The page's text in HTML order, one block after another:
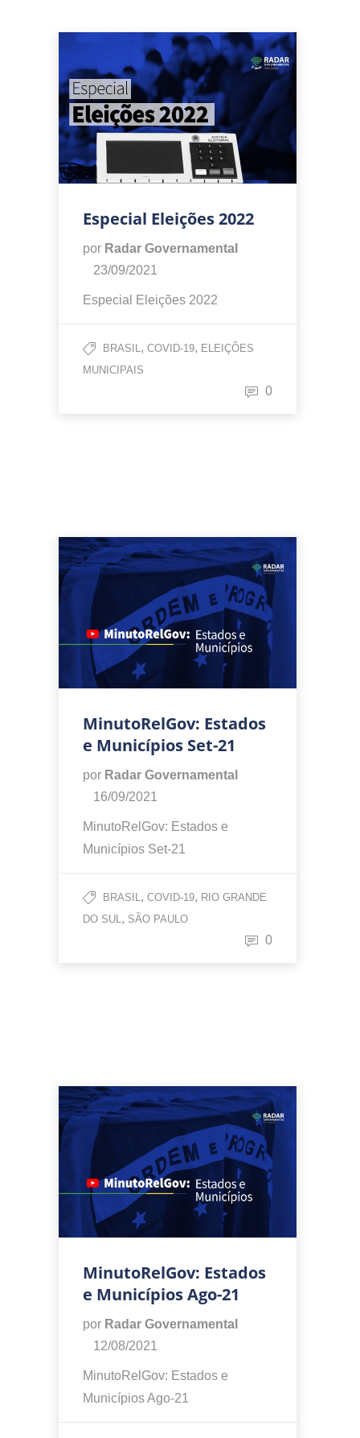
Especial Eleições 2022
por Radar Governamental
23/09/2021
Especial Eleições 2022
BRASIL, COVID-19, ELEIÇÕES
MUNICIPAIS
0
MinutoRelGov: Estados
e Municípios Set-21
por Radar Governamental
16/09/2021
MinutoRelGov: Estados e
Municípios Set-21
BRASIL, COVID-19, RIO GRANDE
DO SUL, SÃO PAULO
0
MinutoRelGov: Estados
e Municípios Ago-21
por Radar Governamental
12/08/2021
MinutoRelGov: Estados e
Municípios Ago-21